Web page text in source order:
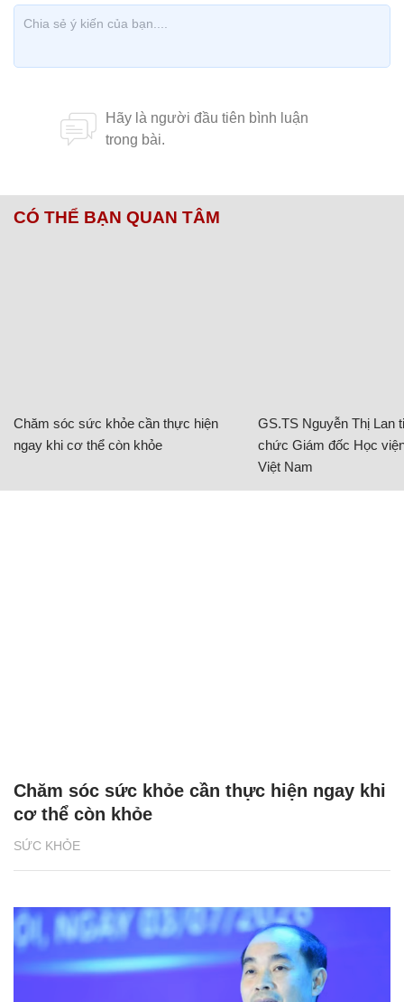
CÓ THỂ BẠN QUAN TÂM
Chăm sóc sức khỏe cần thực hiện
ngay khi cơ thể còn khỏe
GS.TS Nguyễn Thị Lan
chức Giám đốc Học
Việt Nam
SỨC KHỎE
Chăm sóc sức khỏe cần thực hiện ngay khi
cơ thể còn khỏe